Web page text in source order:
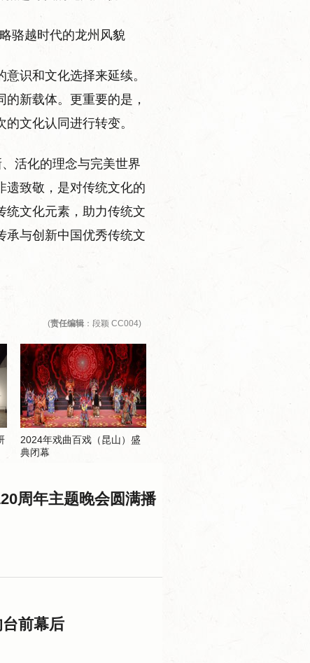
骆越时代的龙州风貌
识和文化选择来延续。
新载体。更重要的是，
文化认同进行转变。
活化的理念与完美世界
遗致敬，是对传统文化的
统文化元素，助力传统文
承与创新中国优秀传统文
(责任编辑 ：段颖 CC004)
2024年戏曲百戏（昆山）盛
典闭幕
周年主题晚会圆满播
前幕后